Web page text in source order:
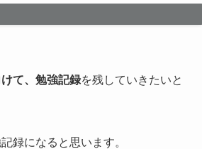
て、勉強記録を残していきたいと
録になると思います。